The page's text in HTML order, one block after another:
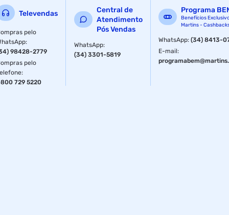
Televendas
pelo
:
98428-2779
pelo
:
729 5220
Central de
Atendimento
Pós Vendas
WhatsApp:
(34) 3301-5819
Programa
Benefícios
Martins -
WhatsApp:(34) 8413-
E-mail: